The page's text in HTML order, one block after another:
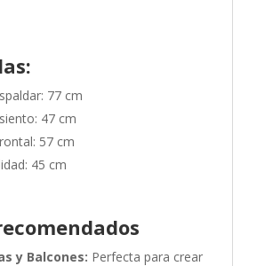
77 cm
47 cm
57 cm
45 cm
y Balcones: Perfecta para crear